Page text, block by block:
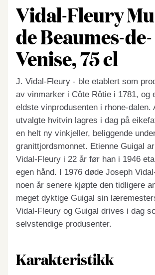
Vidal-Fleury
de Beaumes-de-
Venise, 75 cl
J. Vidal-Fleury - ble etablert som
av vinmarker i Côte Rôtie i 1781, og
eldste vinprodusenten i rhone-dalen.
utvalgte hvitvin lagres i dag på
en helt ny vinkjeller, beliggende
granittjordsmonnet. Etienne Guigal
Vidal-Fleury i 22 år før han i 1946
egen hånd. I 1976 døde Joseph
noen år senere kjøpte den tidligere
meget dyktige Guigal sin
Vidal-Fleury og Guigal drives i dag
selvstendige produsenter.
Karakteristikk